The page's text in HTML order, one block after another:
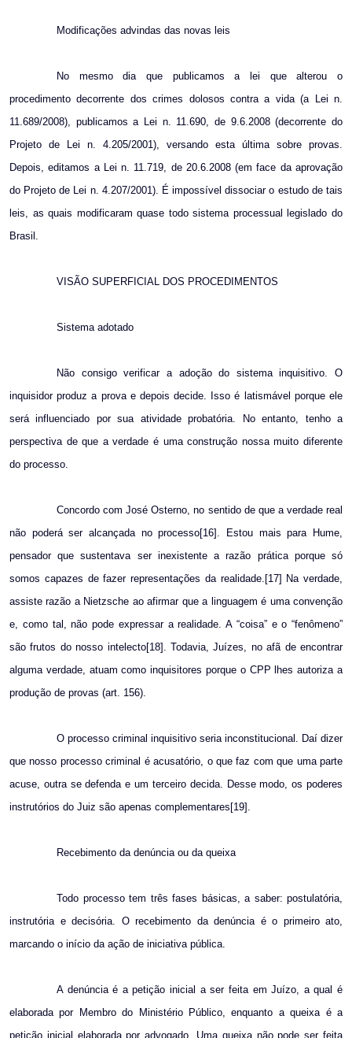
Modificações advindas das novas leis
No mesmo dia que publicamos a lei que alterou o
procedimento decorrente dos crimes dolosos contra a vida (a Lei n.
11.689/2008), publicamos a Lei n. 11.690, de 9.6.2008 (decorrente do
Projeto de Lei n. 4.205/2001), versando esta última sobre provas.
Depois, editamos a Lei n. 11.719, de 20.6.2008 (em face da aprovação
do Projeto de Lei n. 4.207/2001). É impossível dissociar o estudo de tais
leis, as quais modificaram quase todo sistema processual legislado do
Brasil.
VISÃO SUPERFICIAL DOS PROCEDIMENTOS
Sistema adotado
Não consigo verificar a adoção do sistema inquisitivo. O
inquisidor produz a prova e depois decide. Isso é latismável porque ele
será influenciado por sua atividade probatória. No entanto, tenho a
perspectiva de que a verdade é uma construção nossa muito diferente
do processo.
Concordo com José Osterno, no sentido de que a verdade real
não poderá ser alcançada no processo[16]. Estou mais para Hume,
pensador que sustentava ser inexistente a razão prática porque só
somos capazes de fazer representações da realidade.[17] Na verdade,
assiste razão a Nietzsche ao afirmar que a linguagem é uma convenção
e, como tal, não pode expressar a realidade. A “coisa” e o “fenômeno”
são frutos do nosso intelecto[18]. Todavia, Juízes, no afã de encontrar
alguma verdade, atuam como inquisitores porque o CPP lhes autoriza a
produção de provas (art. 156).
O processo criminal inquisitivo seria inconstitucional. Daí dizer
que nosso processo criminal é acusatório, o que faz com que uma parte
acuse, outra se defenda e um terceiro decida. Desse modo, os poderes
instrutórios do Juiz são apenas complementares[19].
Recebimento da denúncia ou da queixa
Todo processo tem três fases básicas, a saber: postulatória,
instrutória e decisória. O recebimento da denúncia é o primeiro ato,
marcando o início da ação de iniciativa pública.
A denúncia é a petição inicial a ser feita em Juízo, a qual é
elaborada por Membro do Ministério Público, enquanto a queixa é a
petição inicial elaborada por advogado. Uma queixa não pode ser feita